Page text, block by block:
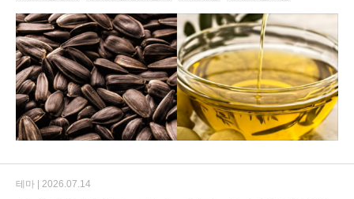
#자외선방어먹거리 #포도 #올리브오일 #토마토 #호두
#브로콜리 #코코아 #해바라기씨
테마 | 2026.07.14